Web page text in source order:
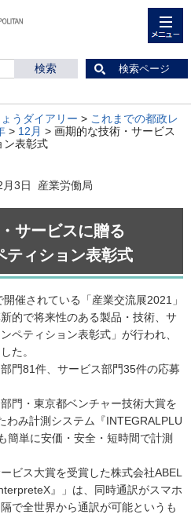
検索ページ
うダイアリー > これまでの都政レ
> 12月 > 画期的な技術・サービス
ン表彰式
月3日 産業労働局
サービスに贈る
ティション表彰式
催されている「産業交流展2021」
的で将来性のある製品・技術、サ
ペティション表彰式」が行われ、
た。
門81件、サービス部門35件の応募
門・東京都ベンチャー技術大賞を
わみ計測システム『INTEGRALPLU
簡単に安価・安全・短時間で計測
ビス大賞を受賞した株式会社ABEL
』」は、同時通訳がスマホ
で全世界から通訳が可能というも